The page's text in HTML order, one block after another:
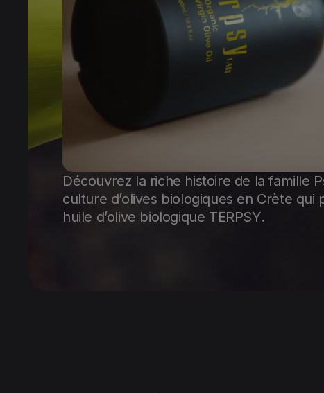
Découvrez la riche histoire de la famille
culture d’olives biologiques en Crète qui
huile d’olive biologique TERPSY.